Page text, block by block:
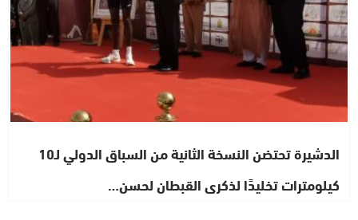
الدشيرة تحتضن النسخة الثانية من السباق الدولي لـ10
كيلومترات تخليدًا لذكرى القبطان لحسن…